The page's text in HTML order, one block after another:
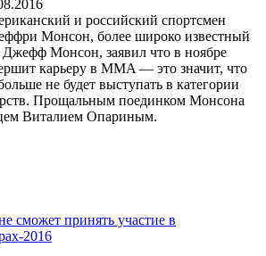
и российский спортсмен
Монсон, более широко известный
Джефф Монсон, заявил что в ноябре
карьеру в MMA — это значит, что
не будет выступать в категории
Прощальным поединком Монсона
Виталием Опариным.
сможет принять участие в
2016